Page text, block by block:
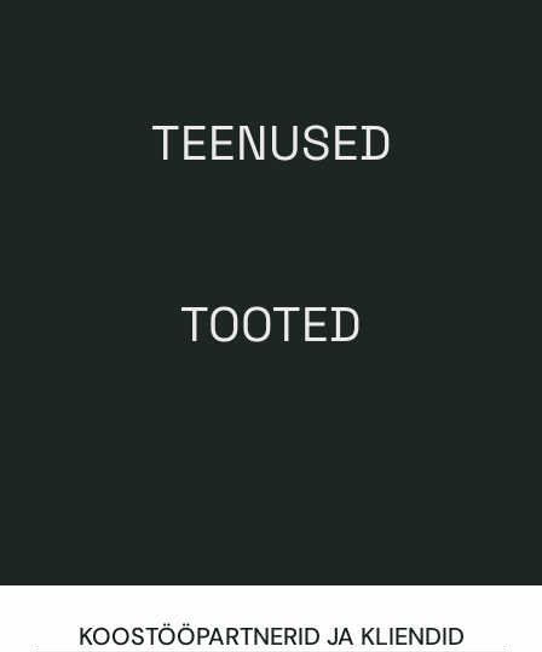
TEENUSED
TOOTED
KOOSTÖÖPARTNERID JA KLIENDID